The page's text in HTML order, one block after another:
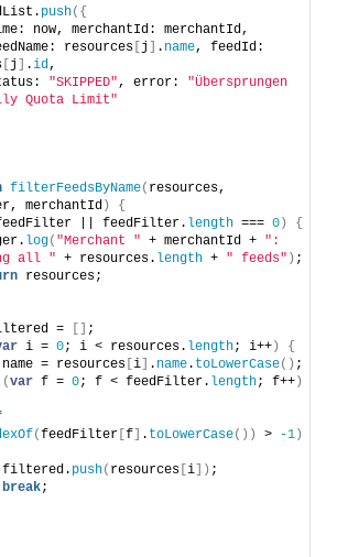
push( {
now, merchantId: merchantId,
resources
j . name, feedId:
j .id,
"SKIPPED", error: "Übersprungen
Quota Limit"
filterFeedsByName( resources,
merchantId )
{
|| feedFilter. length === 0 )
{
log( "Merchant " + merchantId + ":
all " + resources. length + " feeds" ) ;
resources;
=
;
i = 0; i < resources. length; i++ )
{
name = resources i . name. toLowerCase( ) ;
(var f = 0; f < feedFilter. length; f++ )
(feedFilter f . toLowerCase( ) ) > -1 )
push( resources i ) ;
break;